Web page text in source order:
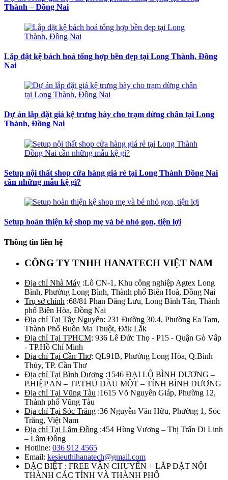
Thành – Đồng Nai
Lắp đặt kệ bách hoá tổng hợp bền đẹp tại Long Thành, Đồng
Nai
Dự án lắp đặt giá kệ trưng bày cho trạm dừng chân tại Long
Thành, Đồng Nai
Setup nội thất shop cửa hàng giá rẻ tại Long Thành Đồng Nai
cần những mẫu kệ gì?
Setup hoàn thiện kệ shop mẹ và bé nhỏ gọn, tiện lợi
Thông tin liên hệ
CÔNG TY TNHH HANATECH VIỆT NAM
Địa chỉ Nhà Máy :Lô CN-1, Khu công nghiệp Agtex Long
Bình, Phường Long Bình, Thành phố Biên Hoà, Đồng Nai
Trụ sở chính :68/81 Phan Đăng Lưu, Long Bình Tân, Thành
phố Biên Hòa, Đồng Nai
Địa chỉ Tại Tây Nguyên: 231 Đường 30.4, Phường Ea Tam,
Thành Phố Buôn Ma Thuột, Đắk Lắk
Địa chỉ Tại TPHCM: 936 Lê Đức Thọ - P15 - Quận Gò Vấp
- TP.Hồ Chí Minh
Địa chỉ Tại Cần Thơ: QL91B, Phường Long Hòa, Q.Bình
Thủy, TP. Cần Thơ
Địa chỉ Tại Bình Dương :1546 ĐẠI LỘ BÌNH DƯƠNG –
P.HIỆP AN – TP.THỦ DẦU MỘT – TỈNH BÌNH DƯƠNG
Địa chỉ Tại Vũng Tàu :1615 Võ Nguyên Giáp, Phường 12,
Thành phố Vũng Tàu
Địa chỉ Tại Sóc Trăng :36 Nguyễn Văn Hữu, Phường 1, Sóc
Trăng, Việt Nam
Địa chỉ Tại Lâm Đồng :454 Hùng Vương – Thị Trấn Di Linh
– Lâm Đồng
Hotline: 036 912 4565
Email: kesieuthihanatech@gmail.com
ĐẶC BIỆT : FREE VẬN CHUYỂN + LẮP ĐẶT NỘI
THÀNH CÁC TỈNH VÀ THÀNH PHỐ